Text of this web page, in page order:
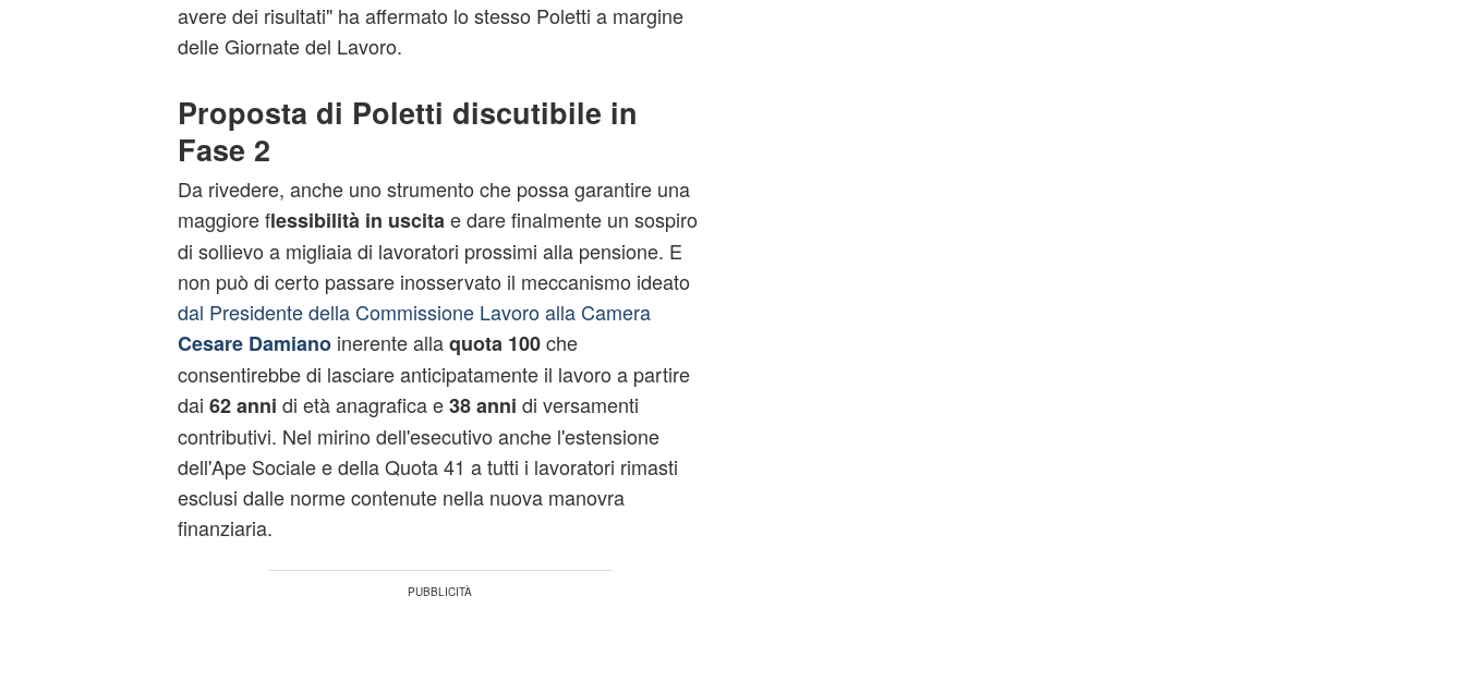
avere dei risultati" ha affermato lo stesso Poletti a margine
delle Giornate del Lavoro.
Proposta di Poletti discutibile in
Fase 2
Da rivedere, anche uno strumento che possa garantire una
maggiore flessibilità in uscita e dare finalmente un sospiro
di sollievo a migliaia di lavoratori prossimi alla pensione. E
non può di certo passare inosservato il meccanismo ideato
dal Presidente della Commissione Lavoro alla Camera
Cesare Damiano inerente allaquota 100che
consentirebbe di lasciare anticipatamente il lavoro a partire
dai 62 anni di età anagrafica e38 anni di versamenti
contributivi. Nel mirino dell'esecutivo anche l'estensione
dell'Ape Sociale e della Quota 41 a tutti i lavoratori rimasti
esclusi dalle norme contenute nella nuova manovra
finanziaria.